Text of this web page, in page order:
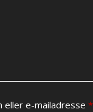
eller e-mailadresse *